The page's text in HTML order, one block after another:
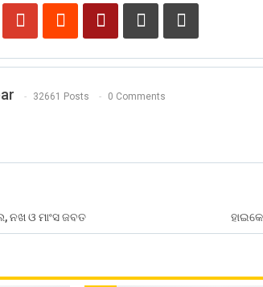
32661 Posts 0 Comments
ନଖ ଓ ମାଂସ ଜବତ